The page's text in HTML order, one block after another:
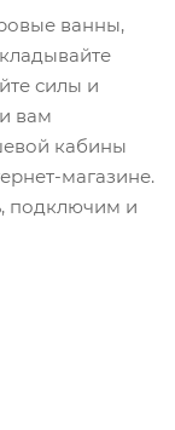
ванны,
силы и
вам
кабины
магазине.
подключим и